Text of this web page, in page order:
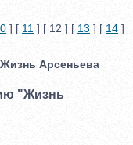
] [ 11 ] [ 12 ] [ 13 ] [ 14 ]
Арсеньева
"Жизнь